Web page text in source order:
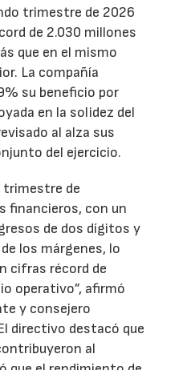
trimestre de 2026
de 2.030 millones
que en el mismo
La compañía
su beneficio por
en la solidez del
al alza sus
del ejercicio.
trimestre de
financieros, con un
de dos dígitos y
los márgenes, lo
cifras récord de
operativo”, afirmó
y consejero
directivo destacó que
al